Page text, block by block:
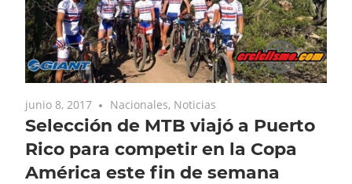
junio 8, 2017 Nacionales, Noticias
Selección de MTB viajó a Puerto
Rico para competir en la Copa
América este fin de semana